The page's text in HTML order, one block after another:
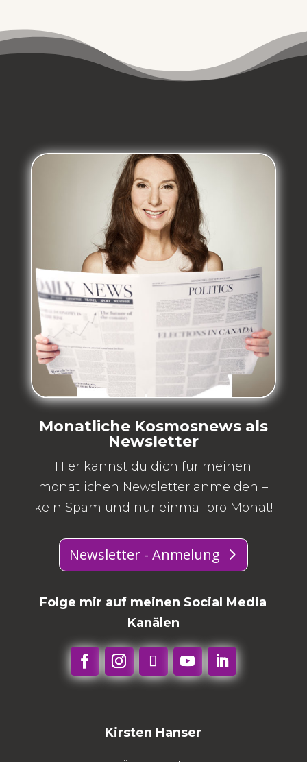
Monatliche Kosmosnews als
Newsletter
Hier kannst du dich für meinen
monatlichen Newsletter anmelden –
kein Spam und nur einmal pro Monat!
Newsletter - Anmelung
Folge mir auf meinen Social Media
Kanälen
Kirsten Hanser